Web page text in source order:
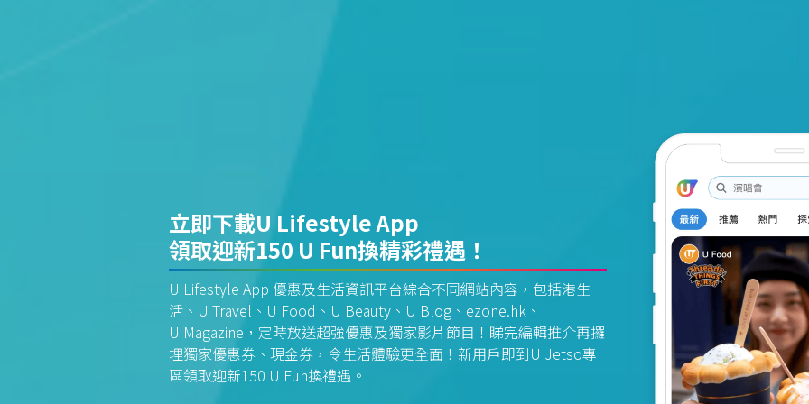
立即下載U Lifestyle App
領取迎新150 U Fun換精彩禮遇！
U Lifestyle App 優惠及生活資訊平台綜合不同網站內容，包括港生
活、U Travel、U Food、U Beauty、U Blog、ezone.hk、
U Magazine，定時放送超強優惠及獨家影片節目！睇完編輯推介再攞
埋獨家優惠券、現金券，令生活體驗更全面！新用戶即到U Jetso專
區領取迎新150 U Fun換禮遇。